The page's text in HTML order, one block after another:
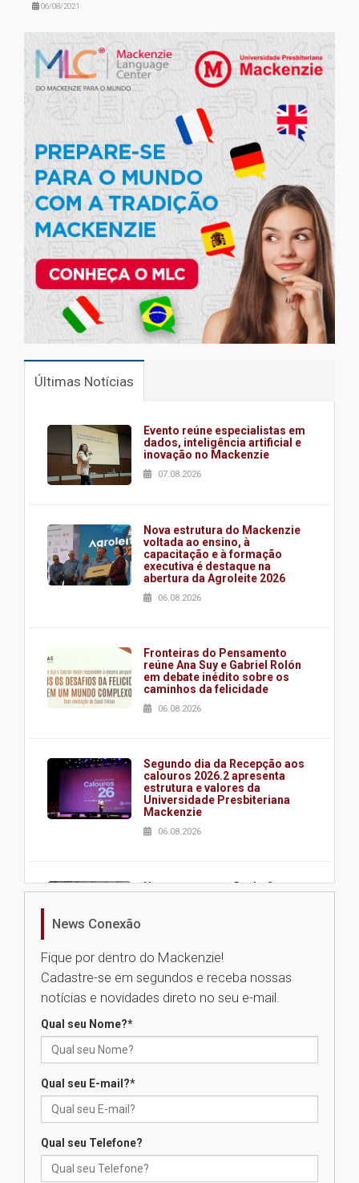
06/08/2021
Últimas Notícias
Evento reúne especialistas em
dados, inteligência artificial e
inovação no Mackenzie
07.08.2026
Nova estrutura do Mackenzie
voltada ao ensino, à
capacitação e à formação
executiva é destaque na
abertura da Agroleite 2026
06.08.2026
Fronteiras do Pensamento
reúne Ana Suy e Gabriel Rolón
em debate inédito sobre os
caminhos da felicidade
06.08.2026
Segundo dia da Recepção aos
calouros 2026.2 apresenta
estrutura e valores da
Universidade Presbiteriana
Mackenzie
06.08.2026
Nova apresentação do Centro
Universidade Mackenzie
realizará nova edição da Feira
das novas tecnologias em
News Conexão
Fique por dentro do Mackenzie!
Cadastre-se em segundos e receba nossas
notícias e novidades direto no seu e-mail.
Qual seu Nome?*
Qual seu E-mail?*
Qual seu Telefone?